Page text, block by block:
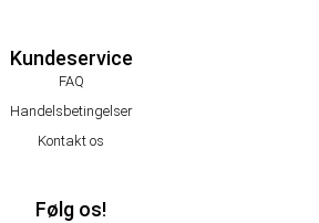
Kundeservice
FAQ
Handelsbetingelser
Kontakt os
Følg os!